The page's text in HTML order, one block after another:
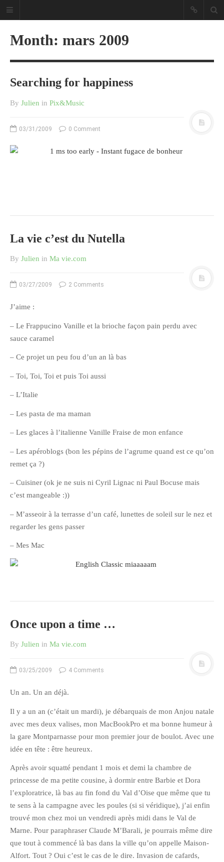
Pix&Music
Vendredi Cinéma
Delphine
Julien
avril 2016
février 2016
octobre 2014
mai 2012
avril 2012
février 2012
octobre 2011
septembre 2011
août 2011
juillet 2011
juin 2011
mai 2011
mars 2011
février 2011
Month: mars 2009
Searching for happiness
By Julien in Pix&Music
03/31/2009 0 Comment
La vie c’est du Nutella
By Julien in Ma vie.com
03/27/2009 2 Comments
J’aime :
– Le Frappucino Vanille et la brioche façon pain perdu avec
sauce caramel
– Ce projet un peu fou d’un an là bas
– Toi, Toi, Toi et puis Toi aussi
– L’Italie
– Les pasta de ma maman
– Les glaces à l’italienne Vanille Fraise de mon enfance
– Les apéroblogs (bon les pépins de l’agrume quand est ce qu’on
remet ça ?)
– Cuisiner (ok je ne suis ni Cyril Lignac ni Paul Bocuse mais
c’est mangeable :))
– M’asseoir à la terrasse d’un café, lunettes de soleil sur le nez et
regarder les gens passer
– Mes Mac
Once upon a time …
By Julien in Ma vie.com
03/25/2009 4 Comments
Un an. Un an déjà.
Il y a un an (c’était un mardi), je débarquais de mon Anjou natale
avec mes deux valises, mon MacBookPro et ma bonne humeur à
la gare Montparnasse pour mon premier jour de boulot. Avec une
idée en tête : être heureux.
Après avoir squatté pendant 1 mois et demi la chambre de
princesse de ma petite cousine, à dormir entre Barbie et Dora
l’exploratrice, là bas au fin fond du Val d’Oise que même que tu
te sens à la campagne avec les poules (si si véridique), j’ai enfin
trouvé mon chez moi un vendredi après midi dans le Val de
Marne. Pour paraphraser Claude M’Barali, je pourrais même dire
que tout à commencé là bas dans la ville qu’on appelle Maison-
Alfort. Tout ? Oui c’est le cas de le dire. Invasion de cafards,